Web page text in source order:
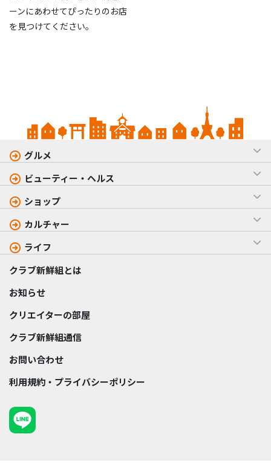
ーンにあわせてぴったりのお店
を見つけてください。
グルメ
ビューティー・ヘルス
ショップ
カルチャー
ライフ
クラブ新鮮組とは
お知らせ
クリエイターの部屋
クラブ新鮮組通信
お問い合わせ
利用規約・プライバシーポリシー